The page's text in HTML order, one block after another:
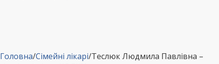
Головна/Сімейні лікарі/Теслюк Людмила Павлівна –